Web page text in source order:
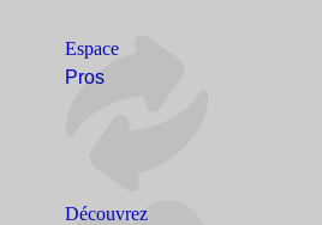
Espace
Pros
Découvrez